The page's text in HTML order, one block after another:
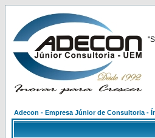
Adecon - Empresa Júnior de Consultoria -